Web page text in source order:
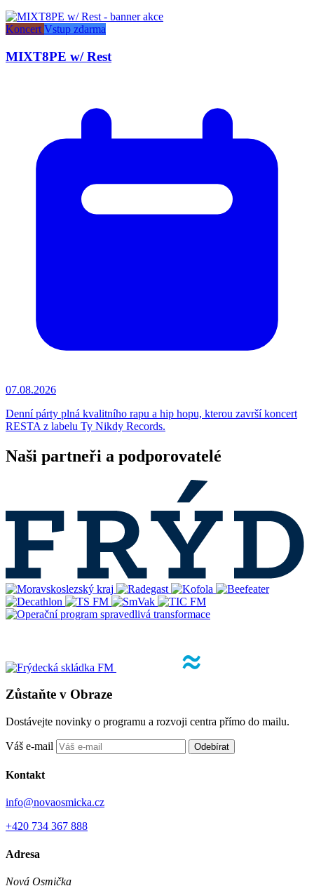
Koncert Vstup zdarma
MIXT8PE w/ Rest
07.08.2026
Denní párty plná kvalitního rapu a hip hopu, kterou završí koncert
RESTA z labelu Ty Nikdy Records.
Naši partneři a podporovatelé
Zůstaňte v Obraze
Dostávejte novinky o programu a rozvoji centra přímo do mailu.
Váš e-mail Odebírat
Kontakt
info@novaosmicka.cz
+420 734 367 888
Adresa
Nová Osmička